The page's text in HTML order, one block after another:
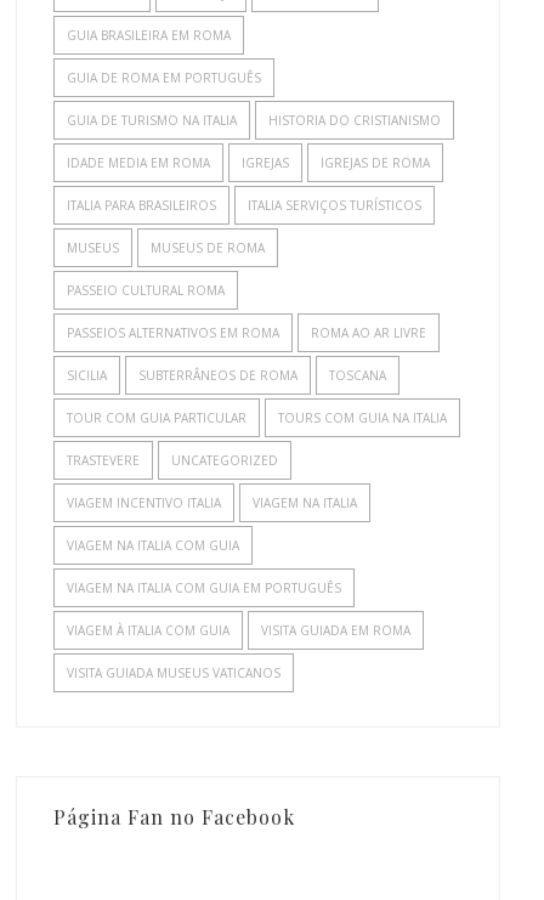
GUIA BRASILEIRA EM ROMA
GUIA DE ROMA EM PORTUGUÊS
GUIA DE TURISMO NA ITALIA HISTORIA DO CRISTIANISMO
IDADE MEDIA EM ROMA IGREJAS IGREJAS DE ROMA
ITALIA PARA BRASILEIROS ITALIA SERVIÇOS TURÍSTICOS
MUSEUS MUSEUS DE ROMA
PASSEIO CULTURAL ROMA
PASSEIOS ALTERNATIVOS EM ROMA ROMA AO AR LIVRE
SICILIA SUBTERRÂNEOS DE ROMA TOSCANA
TOUR COM GUIA PARTICULAR TOURS COM GUIA NA ITALIA
TRASTEVERE UNCATEGORIZED
VIAGEM INCENTIVO ITALIA VIAGEM NA ITALIA
VIAGEM NA ITALIA COM GUIA
VIAGEM NA ITALIA COM GUIA EM PORTUGUÊS
VIAGEM À ITALIA COM GUIA VISITA GUIADA EM ROMA
VISITA GUIADA MUSEUS VATICANOS
Página Fan no Facebook